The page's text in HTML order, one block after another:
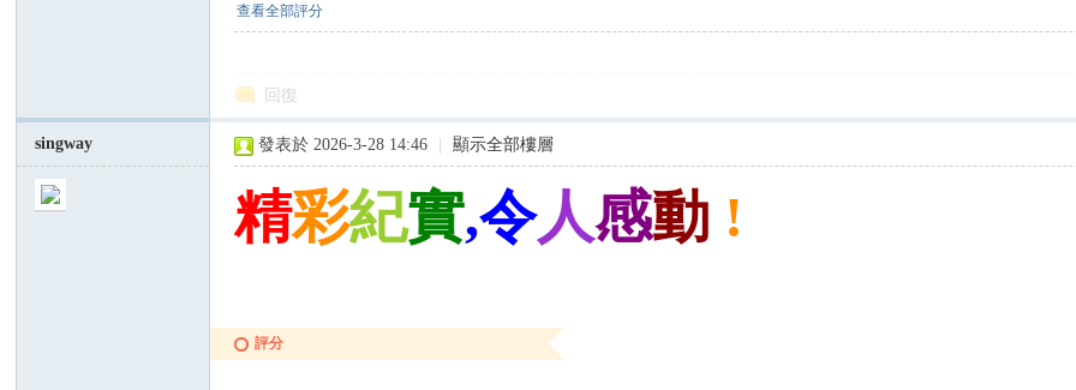
查看全部評分
回復
singway 發表於 2026-3-28 14:46 顯示全部樓層
精彩紀實,令人感動 !
評分